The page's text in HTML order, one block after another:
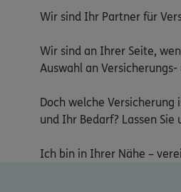
Wir sind Ihr Partner für
Wir sind an Ihrer Seite,
Auswahl an
Doch welche Versicherung
und Ihr Bedarf? Lassen
Ich bin in Ihrer Nähe –